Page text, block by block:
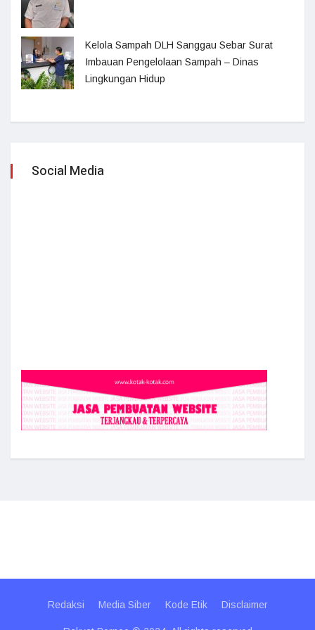
Kelola Sampah DLH Sanggau Sebar Surat
Imbauan Pengelolaan Sampah – Dinas
Lingkungan Hidup
Social Media
Redaksi Media Siber Kode Etik Disclaimer